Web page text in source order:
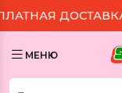
ОТ 299
МЕНЮ